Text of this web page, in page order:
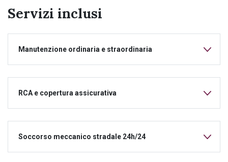
Servizi inclusi
Manutenzione ordinaria e straordinaria
RCA e copertura assicurativa
Soccorso meccanico stradale 24h/24